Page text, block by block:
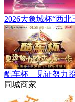
2026大象城杯“西
酷车杯—见证努力
同城商家